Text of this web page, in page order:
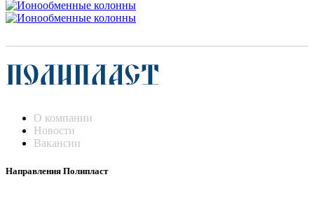
О компании
Новости
Вакансии
Направления Полипласт